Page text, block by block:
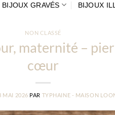
BIJOUX GRAVÉS BIJOUX
NON CLASSÉ
maternité –
cœur
MAI 2026 PAR TYPHAINE - MAISON